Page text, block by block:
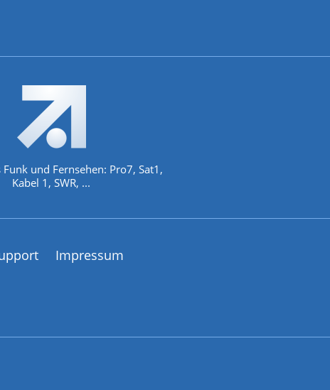
und Fernsehen: Pro7, Sat1,
Kabel 1, SWR, ...
Impressum